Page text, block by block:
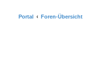
Portal Foren-Übersicht